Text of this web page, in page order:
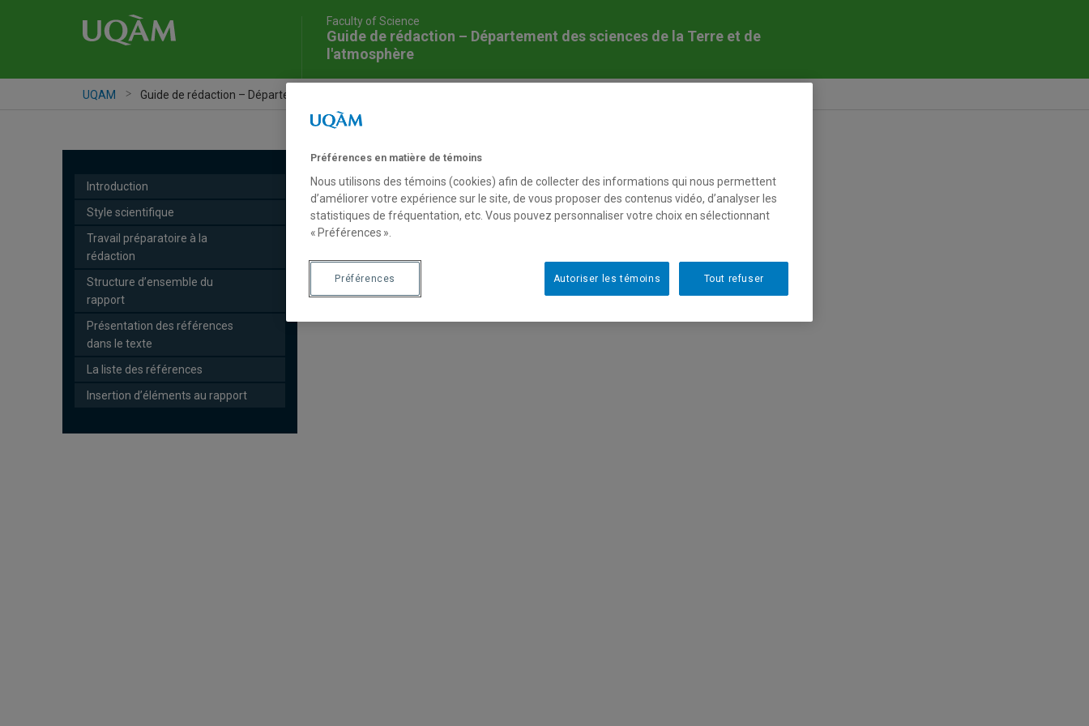
Faculty of Science
Guide de rédaction – Département des sciences de la Terre et de
l'atmosphère
UQAM Guide de rédaction – Département des sciences de la Terre et de l'atmosphère
Introduction
Style scientifique
Travail préparatoire à la
rédaction
Structure d’ensemble du
rapport
Présentation des références
dans le texte
La liste des références
Insertion d’éléments au rapport
Préférences en matière de témoins
Nous utilisons des témoins (cookies) afin de collecter des informations qui nous permettent
d’améliorer votre expérience sur le site, de vous proposer des contenus vidéo, d’analyser les
statistiques de fréquentation, etc. Vous pouvez personnaliser votre choix en sélectionnant
« Préférences ».
Tout refuser
Autoriser les témoins
Préférences